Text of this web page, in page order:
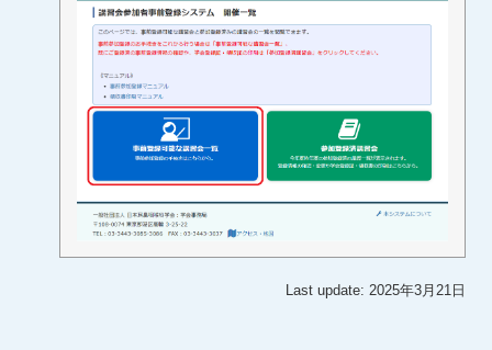
Last update: 2025年3月21日